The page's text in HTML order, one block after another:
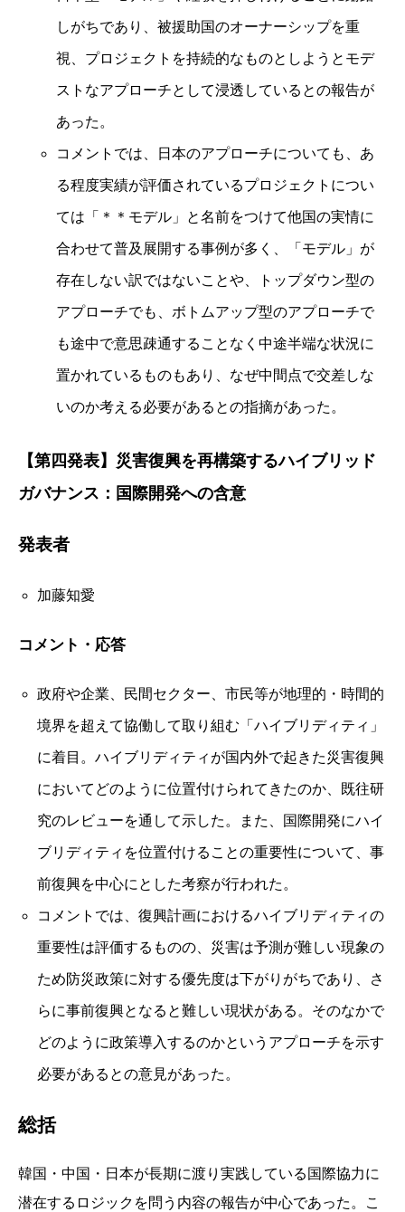
しがちであり、被援助国のオーナーシップを重
視、プロジェクトを持続的なものとしようとモデ
ストなアプローチとして浸透しているとの報告が
あった。
コメントでは、日本のアプローチについても、あ
る程度実績が評価されているプロジェクトについ
ては「＊＊モデル」と名前をつけて他国の実情に
合わせて普及展開する事例が多く、「モデル」が
存在しない訳ではないことや、トップダウン型の
アプローチでも、ボトムアップ型のアプローチで
も途中で意思疎通することなく中途半端な状況に
置かれているものもあり、なぜ中間点で交差しな
いのか考える必要があるとの指摘があった。
【第四発表】災害復興を再構築するハイブリッド
ガバナンス：国際開発への含意
発表者
加藤知愛
コメント・応答
政府や企業、民間セクター、市民等が地理的・時間的
境界を超えて協働して取り組む「ハイブリディティ」
に着目。ハイブリディティが国内外で起きた災害復興
においてどのように位置付けられてきたのか、既往研
究のレビューを通して示した。また、国際開発にハイ
ブリディティを位置付けることの重要性について、事
前復興を中心にとした考察が行われた。
コメントでは、復興計画におけるハイブリディティの
重要性は評価するものの、災害は予測が難しい現象の
ため防災政策に対する優先度は下がりがちであり、さ
らに事前復興となると難しい現状がある。そのなかで
どのように政策導入するのかというアプローチを示す
必要があるとの意見があった。
総括
韓国・中国・日本が長期に渡り実践している国際協力に
潜在するロジックを問う内容の報告が中心であった。こ